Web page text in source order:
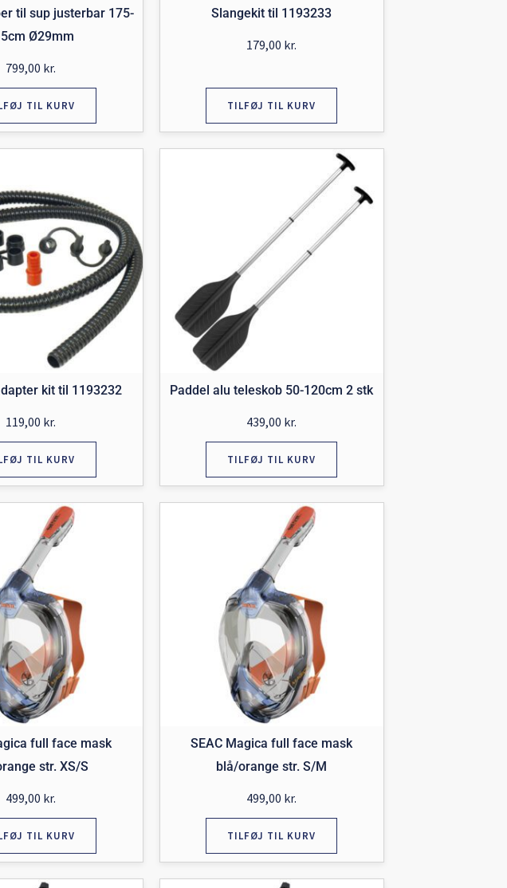
til sup justerbar 175-
Ø29mm
799,00 kr.
TIL KURV
Slangekit til 1193233
179,00 kr.
TILFØJ TIL KURV
kit til 1193232
119,00 kr.
TIL KURV
Paddel alu teleskob 50-120cm 2 stk
439,00 kr.
TILFØJ TIL KURV
full face mask
str. XS/S
499,00 kr.
TIL KURV
SEAC Magica full face mask
blå/orange str. S/M
499,00 kr.
TILFØJ TIL KURV